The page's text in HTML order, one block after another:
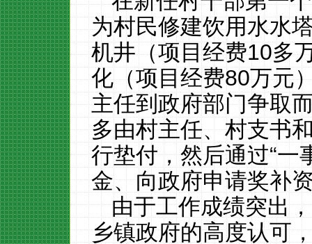
为村民修建饮用水水
机井（项目经费10多
化（项目经费80万元
主任到政府部门争取
多由村主任、村支书
行垫付，然后通过“一
金、向政府申请奖补
由于工作成绩突出
乡镇政府的高度认可